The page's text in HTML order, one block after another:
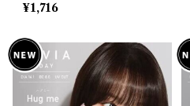
チェウォン ReVIA 1day co
ブラウン ブラック 高含水 裸
眼風 自然
¥1,716